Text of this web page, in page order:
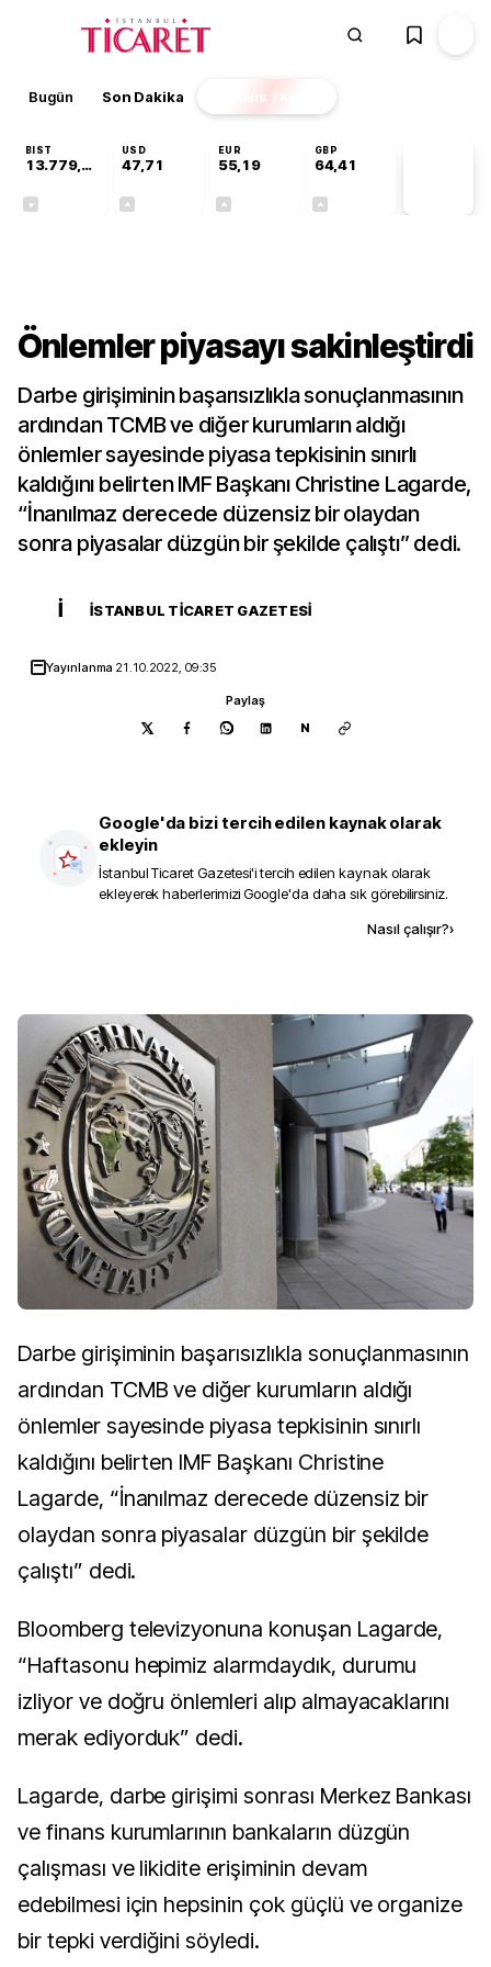
Bugün Son Dakika Finans EKSTRA
BIST
13.779,39
USD
47,71
EUR
55,19
GBP
64,41
Önlemler piyasayı sakinleştirdi
Darbe girişiminin başarısızlıkla sonuçlanmasının
ardından TCMB ve diğer kurumların aldığı
önlemler sayesinde piyasa tepkisinin sınırlı
kaldığını belirten IMF Başkanı Christine Lagarde,
“İnanılmaz derecede düzensiz bir olaydan
sonra piyasalar düzgün bir şekilde çalıştı” dedi.
İ İSTANBUL TICARET GAZETESI
Yayınlanma 21.10.2022, 09:35
Paylaş
N
Google'da bizi tercih edilen kaynak olarak
ekleyin
İstanbul Ticaret Gazetesi'i tercih edilen kaynak olarak
ekleyerek haberlerimizi Google'da daha sık görebilirsiniz.
Nasıl çalışır?›
Darbe girişiminin başarısızlıkla sonuçlanmasının
ardından TCMB ve diğer kurumların aldığı
önlemler sayesinde piyasa tepkisinin sınırlı
kaldığını belirten IMF Başkanı Christine
Lagarde, “İnanılmaz derecede düzensiz bir
olaydan sonra piyasalar düzgün bir şekilde
çalıştı” dedi.
Bloomberg televizyonuna konuşan Lagarde,
“Haftasonu hepimiz alarmdaydık, durumu
izliyor ve doğru önlemleri alıp almayacaklarını
merak ediyorduk” dedi.
Lagarde, darbe girişimi sonrası Merkez Bankası
ve finans kurumlarının bankaların düzgün
çalışması ve likidite erişiminin devam
edebilmesi için hepsinin çok güçlü ve organize
bir tepki verdiğini söyledi.